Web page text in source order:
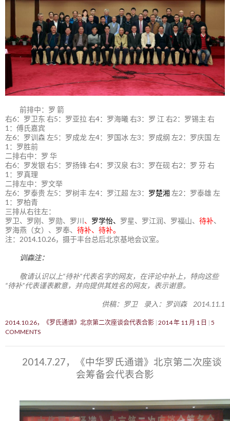
前排中：罗 箭
右6：罗卫东 右5：罗亚拉 右4：罗海曦 右3：罗 江 右2：罗锡主 右
1：傅氏嘉宾
左6：罗训森 左5：罗成龙 左4：罗国冰 左3：罗成纲 左2：罗庆国 左
1：罗胜前
二排右中：罗 华
右6：罗发银 右5：罗扬锋 右4：罗汉泉 右3：罗在砚 右2：罗 芬 右
1：罗真理
二排左中：罗文举
左6：罗泰贵 左5：罗树丰 左4：罗江超 左3： 罗楚湘 左2：罗泰雄 左
1：罗柏青
三排从右往左：
罗卫、罗刚、罗勋、罗川 、 罗学怡、 罗星、罗江润、罗福山、 待补、
罗海燕（女）、罗奉、 待补、待补。
注：2014.10.26，摄于丰台总后北京基地会议室。
训森注：
敬请认识以上“待补”代表名字的网友，在评论中补上，特向这些
“待补”代表谨表歉意，并向提供其姓名的网友，表示谢意。
供稿：罗卫 录入：罗训森 2014.11.1
2014.10.26，《罗氏通谱》北京第二次座谈会代表合影 2014 年 11 月 1 日
5
COMMENTS
2014.7.27，《中华罗氏通谱》北京第二次座谈
会筹备会代表合影